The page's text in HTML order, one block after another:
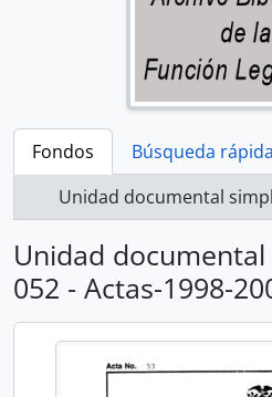
Fondos
Búsqueda rápida
Unidad documental
Unidad documental
052 - Actas-1998-